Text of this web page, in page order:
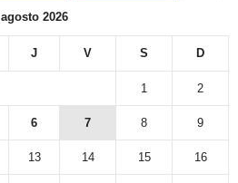
agosto 2026
J V S D
1 2
6 7 8 9
13 14 15 16